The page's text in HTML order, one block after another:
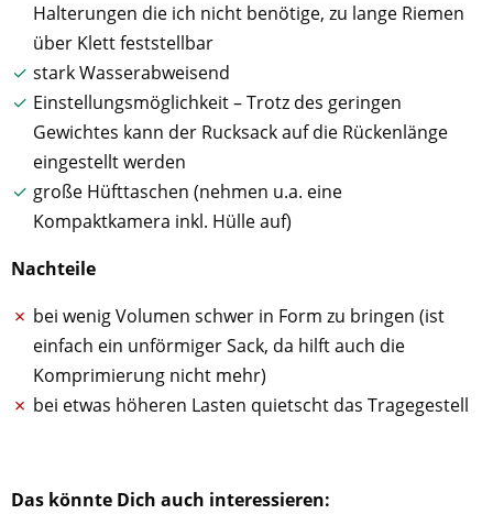
Halterungen die ich nicht benötige, zu lange Riemen
über Klett feststellbar
stark Wasserabweisend
Einstellungsmöglichkeit – Trotz des geringen
Gewichtes kann der Rucksack auf die Rückenlänge
eingestellt werden
große Hüfttaschen (nehmen u.a. eine
Kompaktkamera inkl. Hülle auf)
Nachteile
bei wenig Volumen schwer in Form zu bringen (ist
einfach ein unförmiger Sack, da hilft auch die
Komprimierung nicht mehr)
bei etwas höheren Lasten quietscht das Tragegestell
Das könnte Dich auch interessieren: